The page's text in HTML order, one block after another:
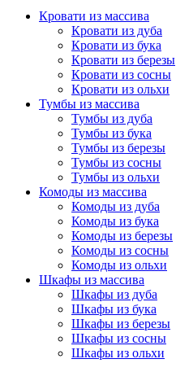
Кровати из массива
Кровати из дуба
Кровати из бука
Кровати из березы
Кровати из сосны
Кровати из ольхи
Тумбы из массива
Тумбы из дуба
Тумбы из бука
Тумбы из березы
Тумбы из сосны
Тумбы из ольхи
Комоды из массива
Комоды из дуба
Комоды из бука
Комоды из березы
Комоды из сосны
Комоды из ольхи
Шкафы из массива
Шкафы из дуба
Шкафы из бука
Шкафы из березы
Шкафы из сосны
Шкафы из ольхи